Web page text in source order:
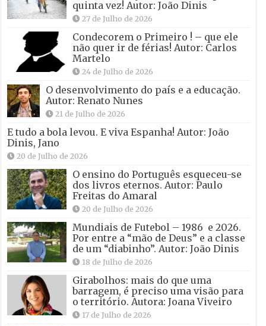
quinta vez! Autor: João Dinis
27 de Julho de 2026
Condecorem o Primeiro ! – que ele
não quer ir de férias! Autor: Carlos
Martelo
24 de Julho de 2026
O desenvolvimento do país e a educação.
Autor: Renato Nunes
21 de Julho de 2026
E tudo a bola levou. E viva Espanha! Autor: João
Dinis, Jano
20 de Julho de 2026
O ensino do Português esqueceu-se
dos livros eternos. Autor: Paulo
Freitas do Amaral
20 de Julho de 2026
Mundiais de Futebol – 1986 e 2026.
Por entre a “mão de Deus” e a classe
de um “diabinho”. Autor: João Dinis
18 de Julho de 2026
Girabolhos: mais do que uma
barragem, é preciso uma visão para
o território. Autora: Joana Viveiro
17 de Julho de 2026